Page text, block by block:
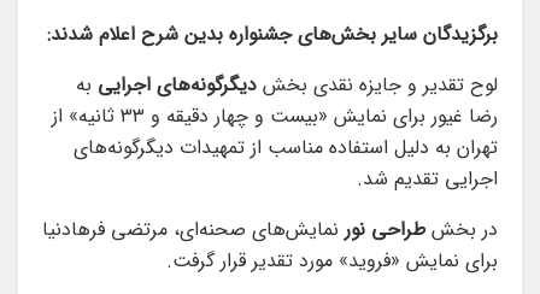
برگزیدگان سایر بخش‌های جشنواره بدین شرح اعلام شدند:
لوح تقدیر و جایزه نقدی بخش دیگرگونه‌های اجرایی به
رضا غیور برای نمایش «بیست و چهار دقیقه و ۳۳ ثانیه» از
تهران به دلیل استفاده مناسب از تمهیدات دیگرگونه‌های
اجرایی تقدیم شد.
در بخشطراحی نور نمایش‌های صحنه‌ای، مرتضی فرهادنیا
برای نمایش «فروید» مورد تقدیر قرار گرفت.